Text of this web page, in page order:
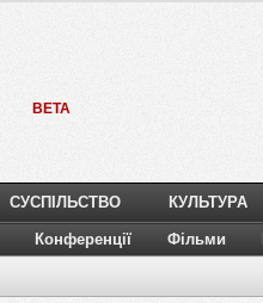
BETA
СУСПІЛЬСТВО КУЛЬТУРА
Конференції Фільми